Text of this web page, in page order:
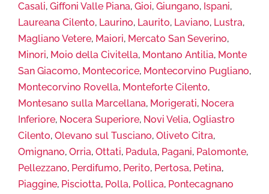
Casali, Giffoni Valle Piana, Gioi, Giungano, Ispani,
Laureana Cilento, Laurino, Laurito, Laviano, Lustra,
Magliano Vetere, Maiori, Mercato San Severino,
Minori, Moio della Civitella, Montano Antilia, Monte
San Giacomo, Montecorice, Montecorvino Pugliano,
Montecorvino Rovella, Monteforte Cilento,
Montesano sulla Marcellana, Morigerati, Nocera
Inferiore, Nocera Superiore, Novi Velia, Ogliastro
Cilento, Olevano sul Tusciano, Oliveto Citra,
Omignano, Orria, Ottati, Padula, Pagani, Palomonte,
Pellezzano, Perdifumo, Perito, Pertosa, Petina,
Piaggine, Pisciotta, Polla, Pollica, Pontecagnano